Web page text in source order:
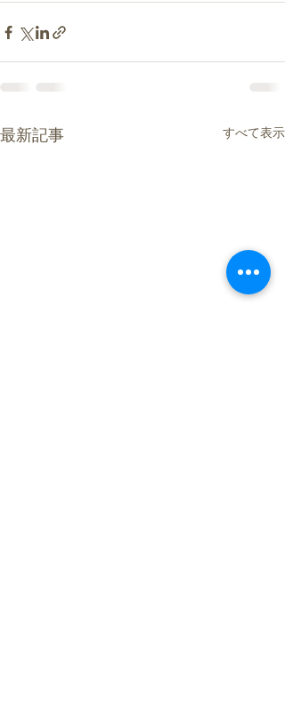
最新記事 すべて表示